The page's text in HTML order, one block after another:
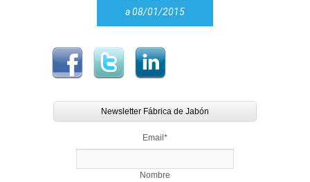
a 08/01/2015
Newsletter Fábrica de Jabón
Email*
Nombre